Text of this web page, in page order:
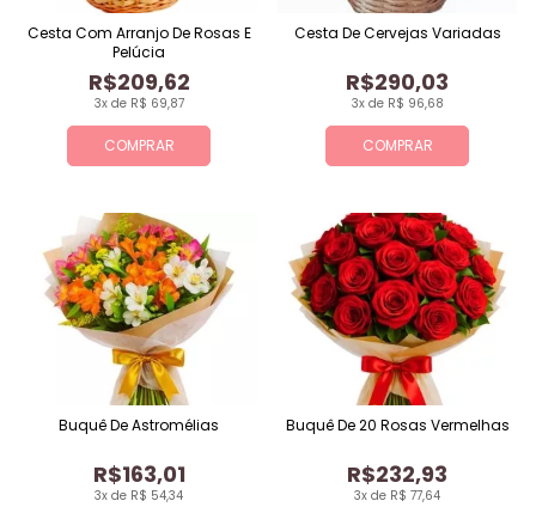
COMPRAR
3x de R$ 69,87
R$209,62
Cesta Com Arranjo De Rosas E
Pelúcia
COMPRAR
3x de R$ 96,68
R$290,03
Cesta De Cervejas Variadas
3x de R$ 54,34
R$163,01
Buquê De Astromélias
3x de R$ 77,64
R$232,93
Buquê De 20 Rosas Vermelhas